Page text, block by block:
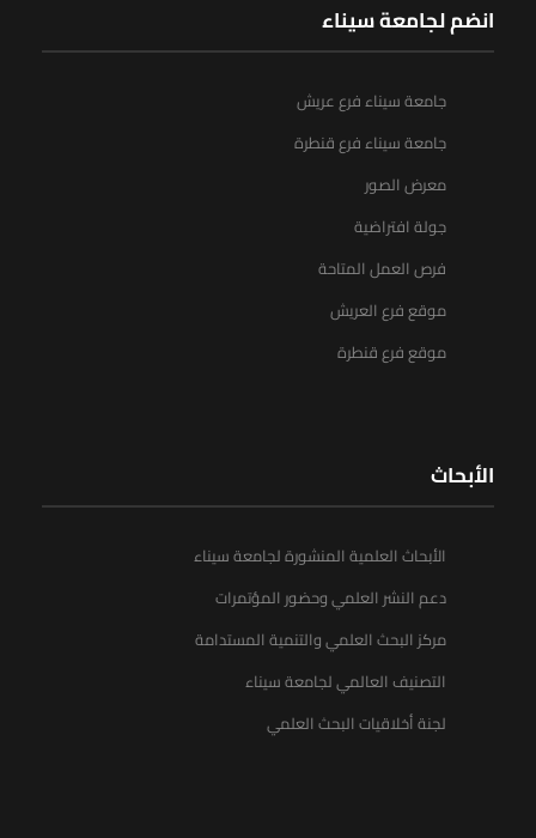
انضم لجامعة سيناء
جامعة سيناء فرع عريش
جامعة سيناء فرع قنطرة
معرض الصور
جولة افتراضية
فرص العمل المتاحة
موقع فرع العريش
موقع فرع قنطرة
الأبحاث
الأبحاث العلمية المنشورة لجامعة سيناء
دعم النشر العلمي وحضور المؤتمرات
مركز البحث العلمي والتنمية المستدامة
التصنيف العالمي لجامعة سيناء
لجنة أخلاقيات البحث العلمي